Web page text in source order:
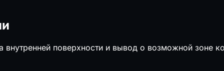
внутренней поверхности и вывод о возможной зоне